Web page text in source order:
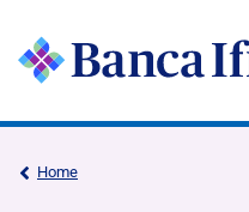
Home